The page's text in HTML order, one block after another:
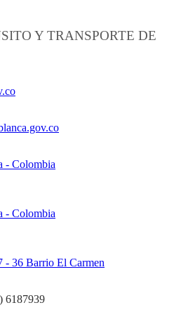
Y TRANSPORTE DE
- Colombia
- Colombia
- 36 Barrio El Carmen
6187939